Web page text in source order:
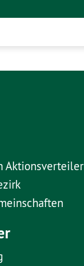
Aktionsverteiler